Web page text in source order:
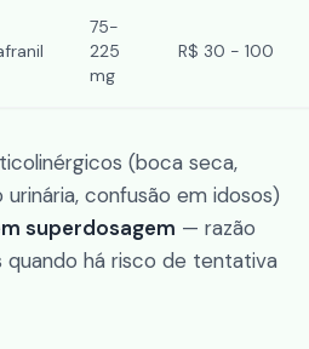
75-
225
mg
R$ 30 - 100
(boca seca,
confusão em idosos)
superdosagem — razão
quando há risco de tentativa